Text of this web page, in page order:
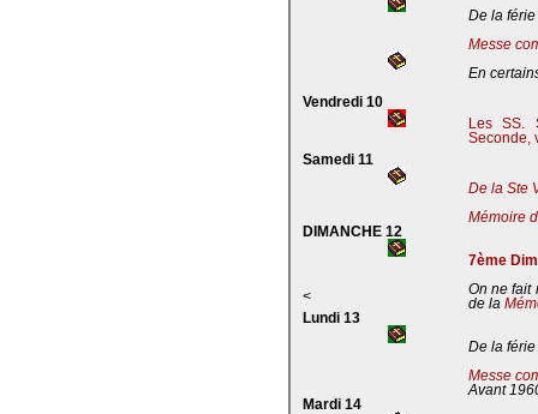
De la férie
Messe
En
Vendredi 10
Les SS.
Seconde,
Samedi 11
De la Ste
Mémoire
DIMANCHE 12
7ème
<
On ne fait
de la
Lundi 13
De la férie
Messe
Avant
Mardi 14